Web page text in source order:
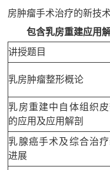
房肿瘤手术治疗的新技
包含乳房重建应用
讲授题目
乳房肿瘤整形概论
乳房重建中自体组织
的应用及应用解剖
乳腺癌手术及综合治
进展